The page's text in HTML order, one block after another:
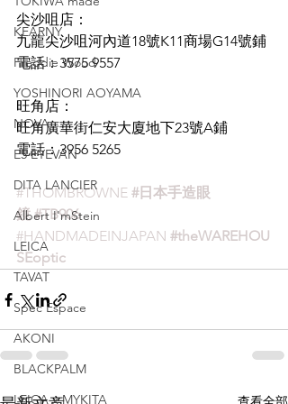
KEARNY
Freddie Wood
YOSHINORI AOYAMA
NOVA
E5 EYEVAN
DITA LANCIER
Albert I'mStein
LEICA
TAVAT
Spec Espace
AKONI
BLACKPALM
LEICA x MYKITA
尖沙咀店：
九龍尖沙咀河內道18號K11商場G14號鋪
電話：3575 9557
旺角店：
旺角廣華街仁安大廈地下23號A鋪
電話：3956 5265
#THOMBROWNE #日本手造眼
鏡 #TB906
#HANDMADEINJAPAN #theWAREHOU
SEoptic